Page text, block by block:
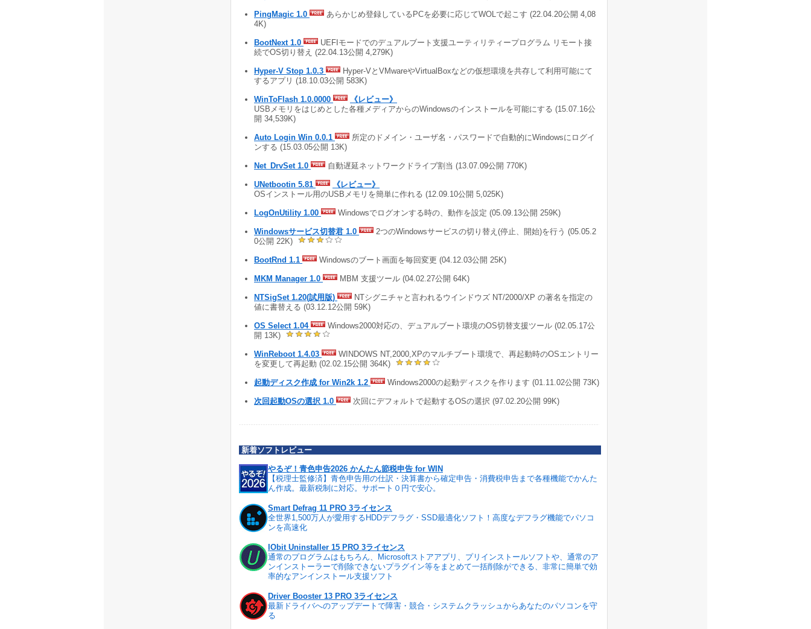
PingMagic 1.0
あらかじめ登録しているPCを必要に応じてWOLで起こす (22.04.20公開 4,08
4K)
BootNext 1.0
UEFIモードでのデュアルブート支援ユーティリティープログラム リモート接
続でOS切り替え (22.04.13公開 4,279K)
Hyper-V Stop 1.0.3
Hyper-VとVMwareやVirtualBoxなどの仮想環境を共存して利用可能にて
するアプリ (18.10.03公開 583K)
WinToFlash 1.0.0000
《レビュー》
USBメモリをはじめとした各種メディアからのWindowsのインストールを可能にする (15.07.16公
開 34,539K)
Auto Login Win 0.0.1
所定のドメイン・ユーザ名・パスワードで自動的にWindowsにログイ
ンする (15.03.05公開 13K)
Net_DrvSet 1.0 自動遅延ネットワークドライブ割当 (13.07.09公開 770K)
UNetbootin 5.81
《レビュー》
OSインストール用のUSBメモリを簡単に作れる (12.09.10公開 5,025K)
LogOnUtility 1.00 Windowsでログオンする時の、動作を設定 (05.09.13公開 259K)
Windowsサービス切替君 1.0
2つのWindowsサービスの切り替え(停止、開始)を行う (05.05.2
0公開 22K)
BootRnd 1.1 Windowsのブート画面を毎回変更 (04.12.03公開 25K)
MKM Manager 1.0 MBM 支援ツール (04.02.27公開 64K)
NTSigSet 1.20(試用版)
NTシグニチャと言われるウインドウズ NT/2000/XP の著名を指定の
値に書替える (03.12.12公開 59K)
OS Select 1.04
Windows2000対応の、デュアルブート環境のOS切替支援ツール (02.05.17公
開 13K)
WinReboot 1.4.03
WINDOWS NT,2000,XPのマルチブート環境で、再起動時のOSエントリー
を変更して再起動 (02.02.15公開 364K)
起動ディスク作成 for Win2k 1.2 Windows2000の起動ディスクを作ります (01.11.02公開 73K)
次回起動OSの選択 1.0 次回にデフォルトで起動するOSの選択 (97.02.20公開 99K)
新着ソフトレビュー
やるぞ！青色申告2026 かんたん節税申告 for WIN
【税理士監修済】青色申告用の仕訳・決算書から確定申告・消費税申告まで各種機能でかんた
ん作成。最新税制に対応。サポート０円で安心。
Smart Defrag 11 PRO 3ライセンス
全世界1,500万人が愛用するHDDデフラグ・SSD最適化ソフト！高度なデフラグ機能でパソコ
ンを高速化
IObit Uninstaller 15 PRO 3ライセンス
通常のプログラムはもちろん、Microsoftストアアプリ、プリインストールソフトや、通常のア
ンインストーラーで削除できないプラグイン等をまとめて一括削除ができる、非常に簡単で効
率的なアンインストール支援ソフト
Driver Booster 13 PRO 3ライセンス
最新ドライバへのアップデートで障害・競合・システムクラッシュからあなたのパソコンを守
る